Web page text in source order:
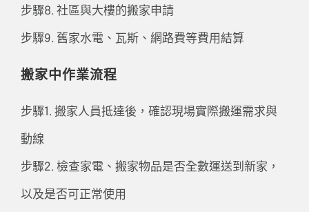
步驟8. 社區與大樓的搬家申請
步驟9. 舊家水電、瓦斯、網路費等費用結算
搬家中作業流程
步驟1. 搬家人員抵達後，確認現場實際搬運需求與
動線
步驟2. 檢查家電、搬家物品是否全數運送到新家，
以及是否可正常使用